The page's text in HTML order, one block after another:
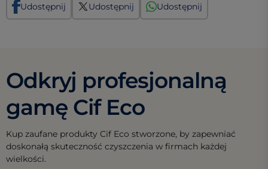
Udostępnij Udostępnij Udostępnij
Odkryj profesjonalną
gamę Cif Eco
Kup zaufane produkty Cif Eco stworzone, by zapewniać
doskonałą skuteczność czyszczenia w firmach każdej
wielkości.